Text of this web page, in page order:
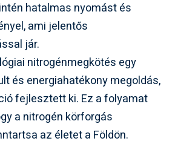
hatalmas nyomást és
ami jelentős
jár.
nitrogénmegkötés egy
és energiahatékony megoldás,
fejlesztett ki. Ez a folyamat
a nitrogén körforgás
az életet a Földön.